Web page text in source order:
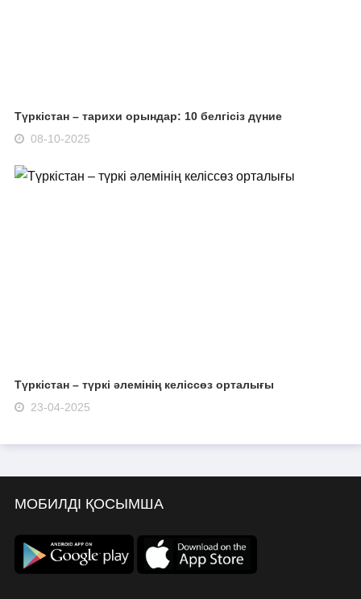
Түркістан – тарихи орындар: 10 белгісіз дүние
08-10-2025
Түркістан – түркі әлемінің келіссөз орталығы
23-04-2025
МОБИЛДІ ҚОСЫМША